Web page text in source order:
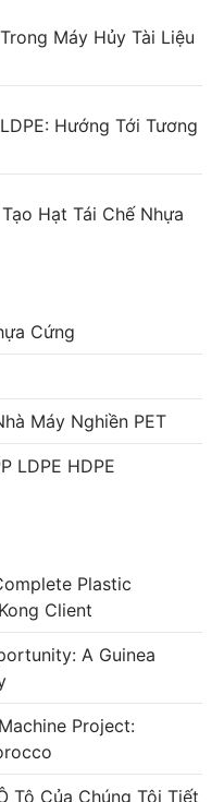
Máy Hủy Tài Liệu
Hướng Tới Tương
Hạt Tái Chế Nhựa
Cứng
Máy Nghiền PET
LDPE HDPE
Plastic
Client
A Guinea
Project:
Tô Của Chúng Tôi Tiết